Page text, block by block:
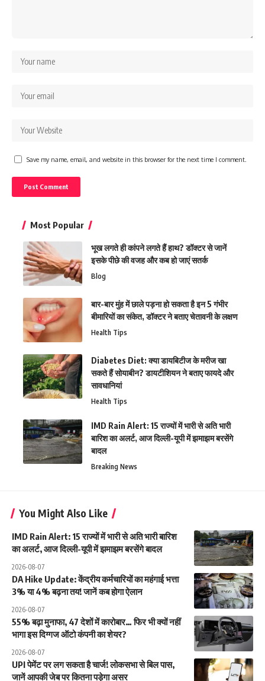
Save my name, email, and website in this browser for the next time I comment.
Most Popular
भूख लगते ही कांपने लगते हैं हाथ? डॉक्टर से जानें
इसके पीछे की वजह और कब हो जाएं सतर्क
Blog
बार-बार मुंह में छाले पड़ना हो सकता है इन 5 गंभीर
बीमारियों का संकेत, डॉक्टर ने बताए चेतावनी के लक्षण
Health Tips
Diabetes Diet: क्या डायबिटीज के मरीज खा
सकते हैं सोयाबीन? डायटीशियन ने बताए फायदे और
सावधानियां
Health Tips
IMD Rain Alert: 15 राज्यों में भारी से अति भारी
बारिश का अलर्ट, आज दिल्ली-यूपी में झमाझम बरसेंगे
बादल
Breaking News
You Might Also Like
IMD Rain Alert: 15 राज्यों में भारी से अति भारी बारिश
का अलर्ट, आज दिल्ली-यूपी में झमाझम बरसेंगे बादल
2026-08-07
DA Hike Update: केंद्रीय कर्मचारियों का महंगाई भत्ता
3% या 4% बढ़ना तय! जानें कब होगा ऐलान
2026-08-07
55% बढ़ा मुनाफा, 47 देशों में कारोबार… फिर भी क्यों नहीं
भागा इस दिग्गज ऑटो कंपनी का शेयर?
2026-08-07
UPI पेमेंट पर लग सकता है चार्ज! लोकसभा से बिल पास,
जानें आपकी जेब पर कितना पड़ेगा असर